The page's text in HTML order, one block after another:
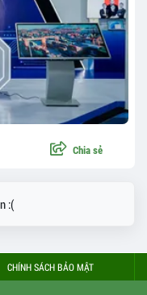
Chia sẻ
:(
CHÍNH SÁCH BẢO MẬT